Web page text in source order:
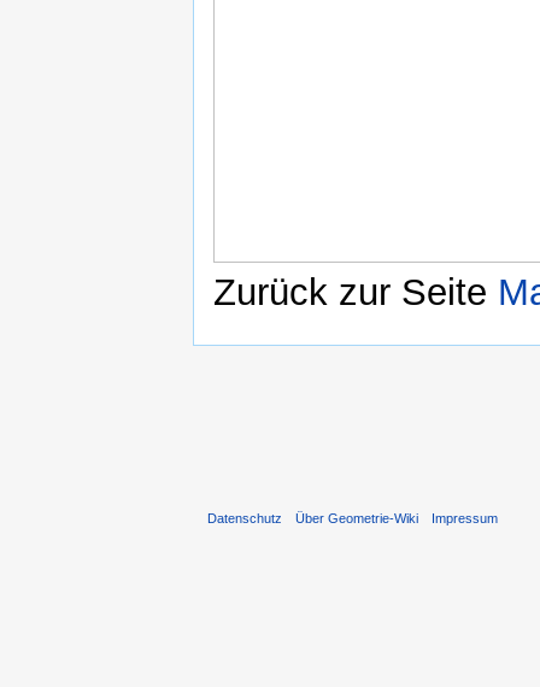
Zurück zur Seite
Datenschutz Über Geometrie-Wiki Impressum